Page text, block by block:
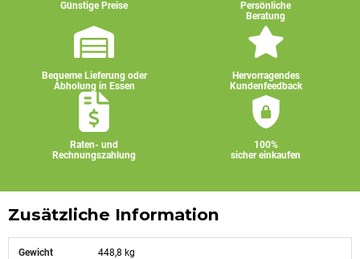
Günstige Preise
Persönliche
Beratung
Bequeme Lieferung oder
Abholung in Essen
Hervorragendes
Kundenfeedback
Raten- und
Rechnungszahlung
100%
sicher einkaufen
Zusätzliche Information
Gewicht 448,8 kg